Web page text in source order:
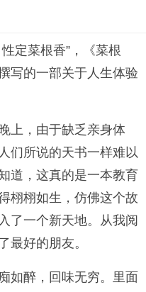
定菜根香”，《菜根
写的一部关于人生体验
上，由于缺乏亲身体
们所说的天书一样难以
道，这真的是一本教育
栩栩如生，仿佛这个故
了一个新天地。从我阅
最好的朋友。
如醉，回味无穷。里面